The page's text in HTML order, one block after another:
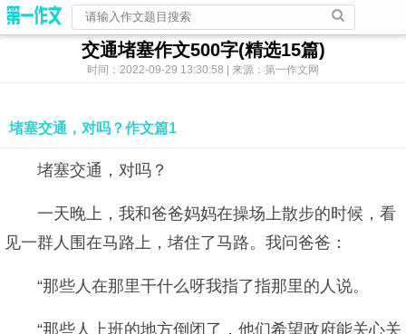
交通堵塞作文500字(精选15篇)
时间：2022-09-29 13:30:58 | 来源：第一作文网
堵塞交通，对吗？作文篇1
堵塞交通，对吗？
一天晚上，我和爸爸妈妈在操场上散步的时候，看
见一群人围在马路上，堵住了马路。我问爸爸：
“那些人在那里干什么呀我指了指那里的人说。
“那些人上班的地方倒闭了，他们希望政府能关心关